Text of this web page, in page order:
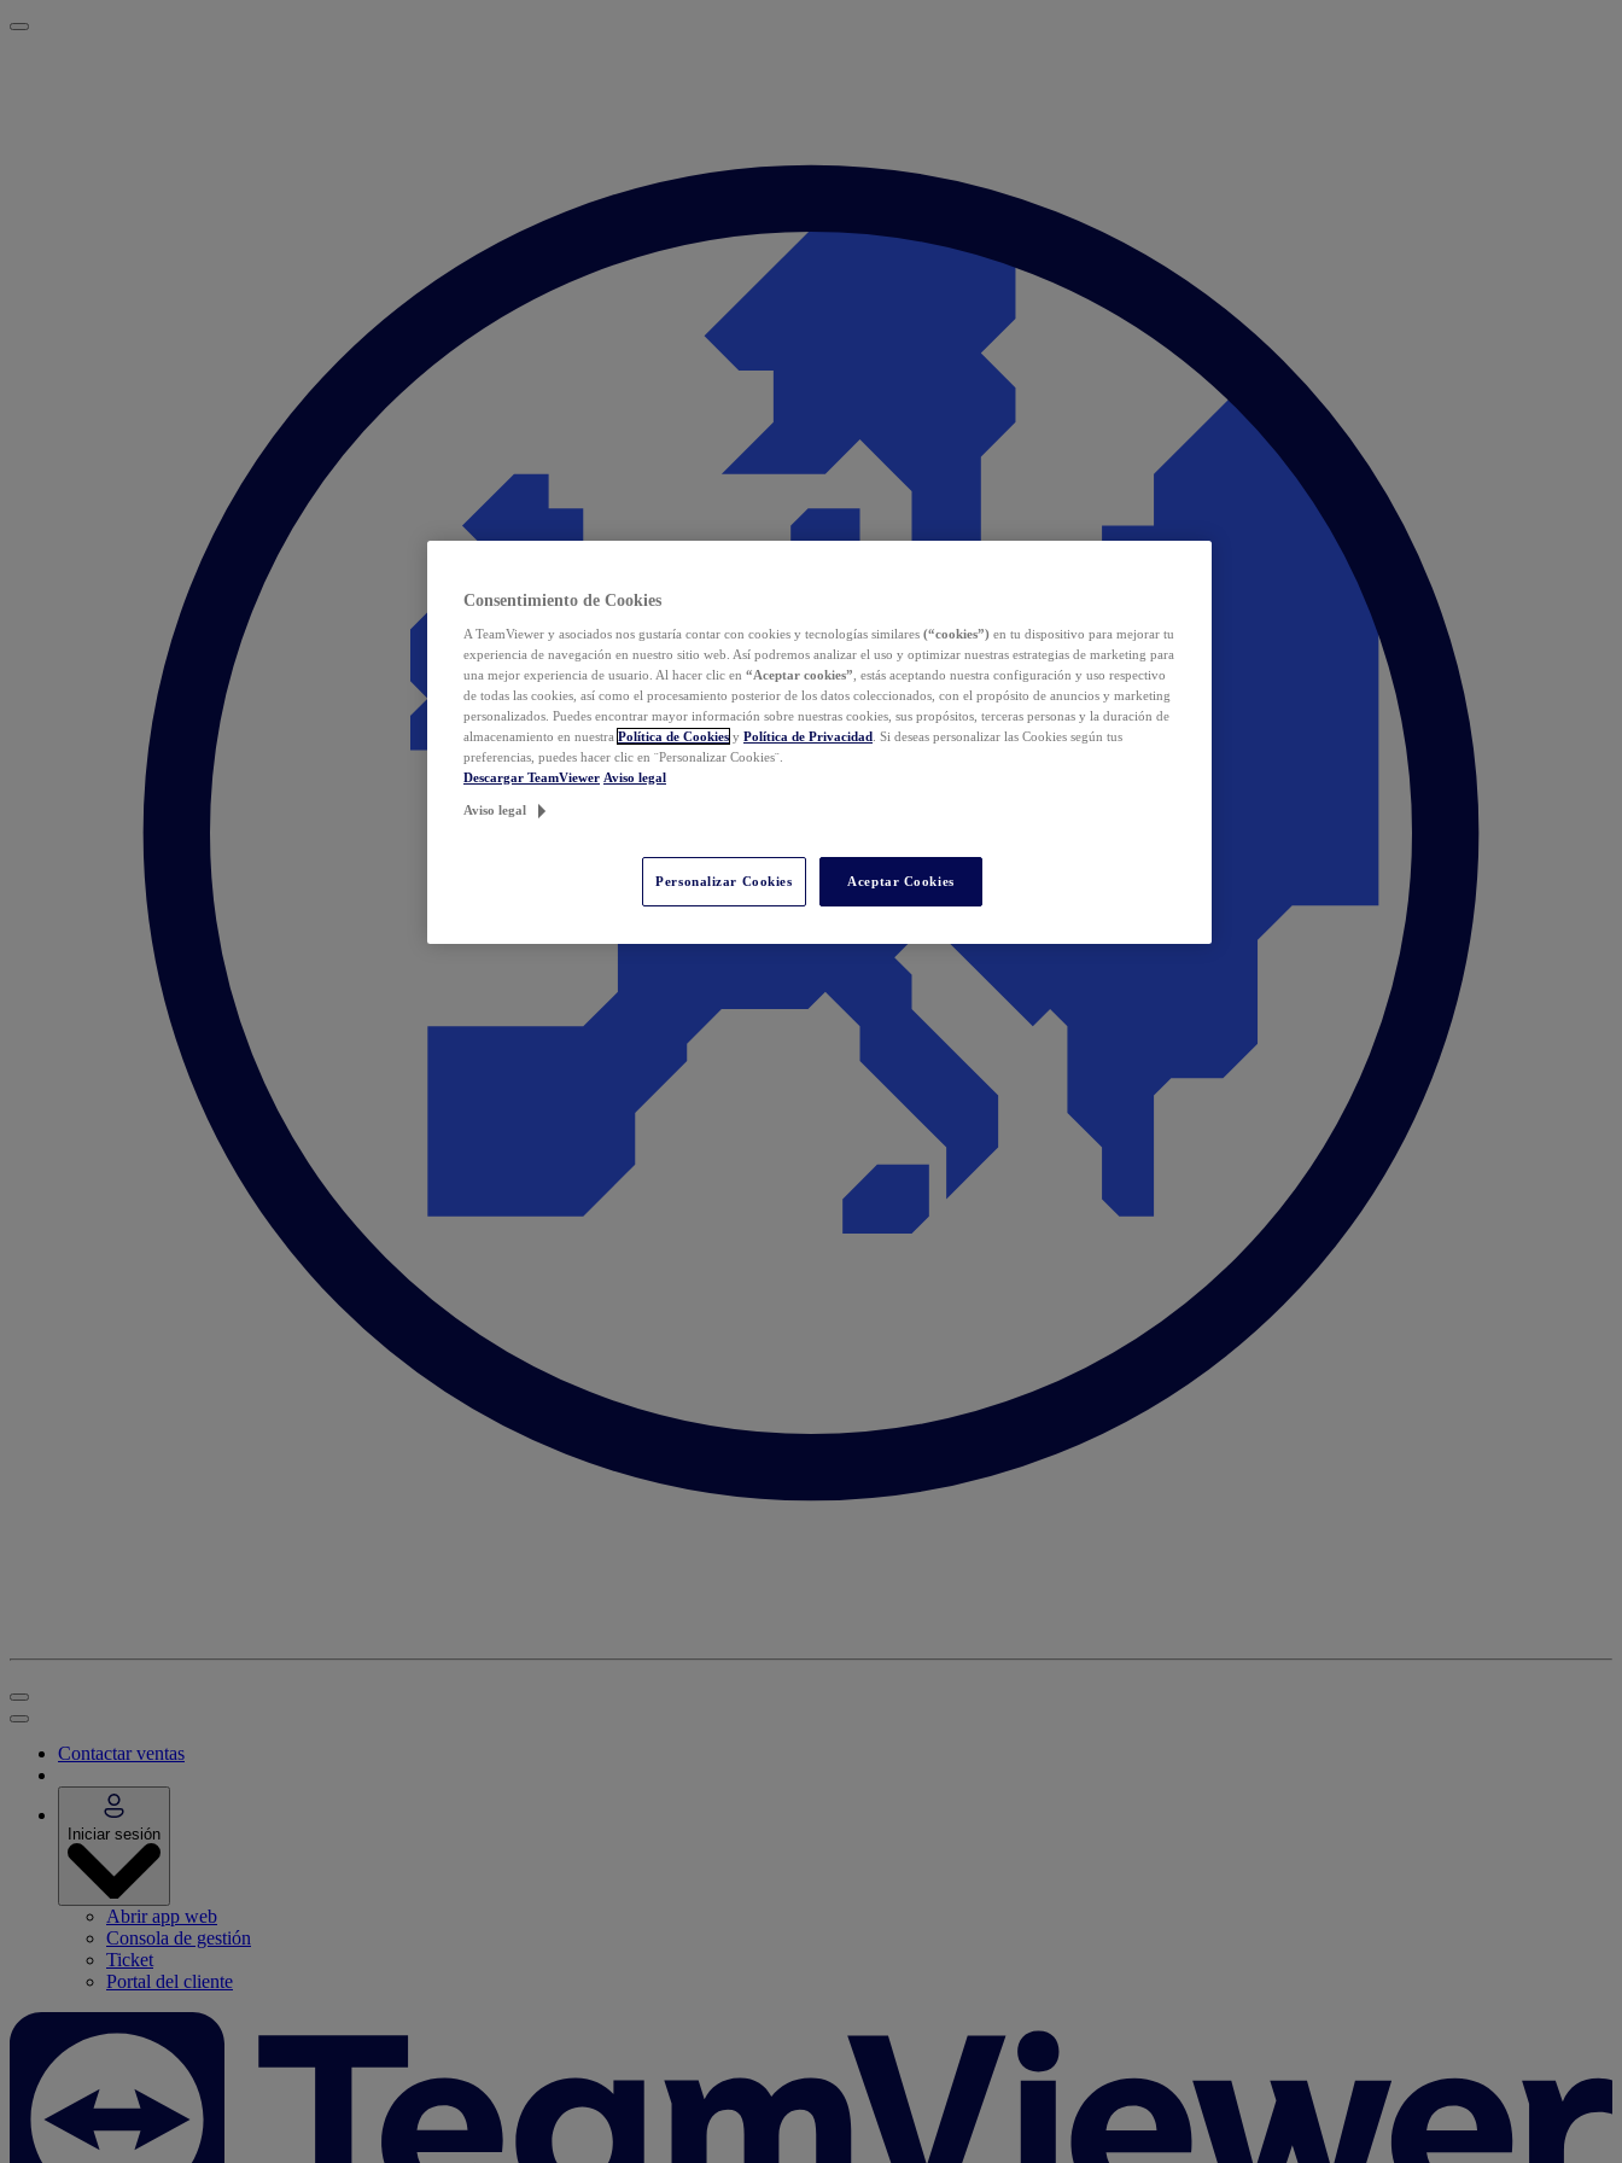
Contactar ventas
Iniciar sesión
Abrir app web
Consola de gestión
Ticket
Portal del cliente
Consentimiento de Cookies
A TeamViewer y asociados nos gustaría contar con cookies y tecnologías similares (“cookies”) en tu dispositivo para mejorar tu
experiencia de navegación en nuestro sitio web. Así podremos analizar el uso y optimizar nuestras estrategias de marketing para
una mejor experiencia de usuario. Al hacer clic en “Aceptar cookies” , estás aceptando nuestra configuración y uso respectivo
de todas las cookies, así como el procesamiento posterior de los datos coleccionados, con el propósito de anuncios y marketing
personalizados. Puedes encontrar mayor información sobre nuestras cookies, sus propósitos, terceras personas y la duración de
almacenamiento en nuestra Política de Cookies y Política de Privacidad . Si deseas personalizar las Cookies según tus
preferencias, puedes hacer clic en ¨Personalizar Cookies¨.
Descargar TeamViewer Aviso legal
Aviso legal
Personalizar Cookies Aceptar Cookies